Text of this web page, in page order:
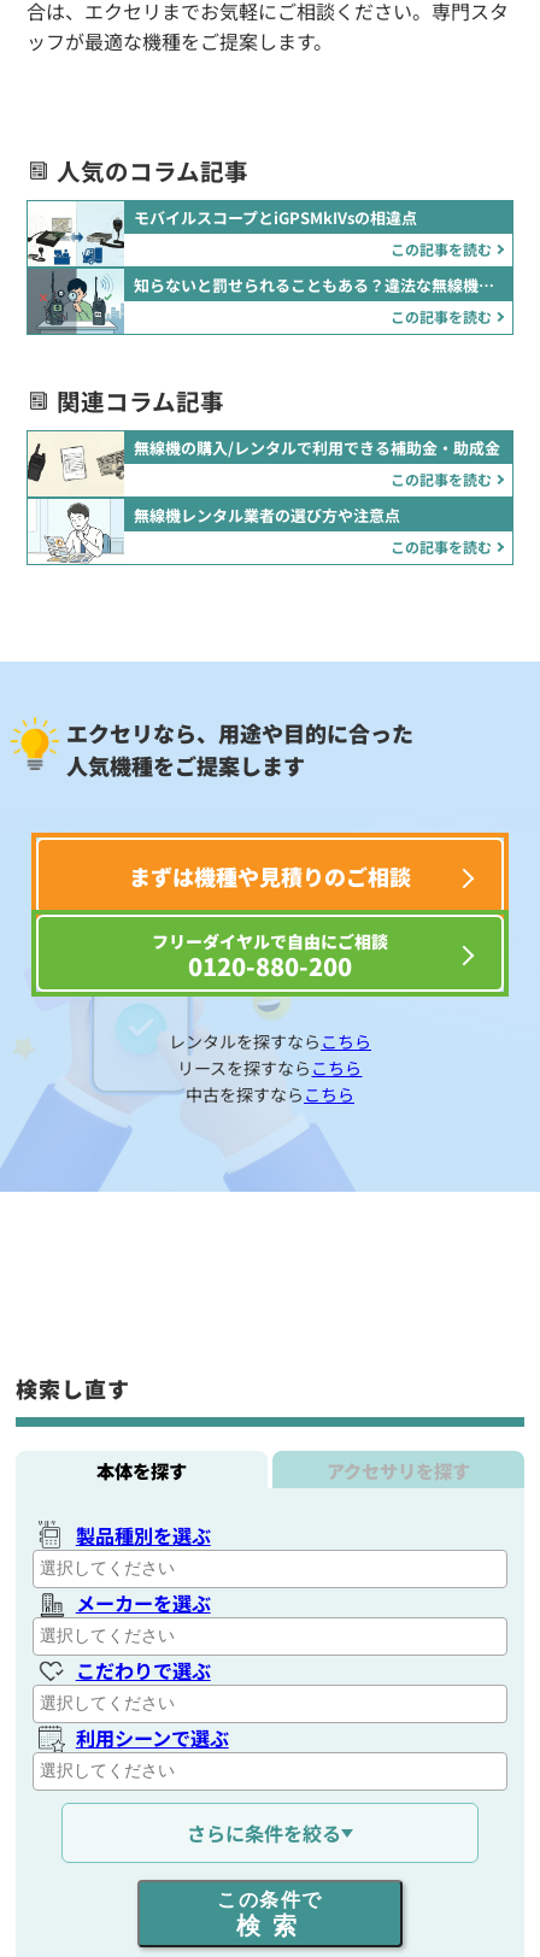
合は、エクセリまでお気軽にご相談ください。専門スタ
ッフが最適な機種をご提案します。
人気のコラム記事
モバイルスコープとiGPSMkIVsの相違点
この記事を読む
知らないと罰せられることもある？違法な無線機の見分け方
この記事を読む
関連コラム記事
無線機の購入/レンタルで利用できる補助金・助成金
この記事を読む
無線機レンタル業者の選び方や注意点
この記事を読む
エクセリなら、用途や目的に合った
人気機種をご提案します
まずは機種や見積りのご相談
フリーダイヤルで自由にご相談
0120-880-200
レンタルを探すなら こちら
リースを探すなら こちら
中古を探すなら こちら
検索し直す
本体を探す アクセサリを探す
製品種別を選ぶ
メーカーを選ぶ
こだわりで選ぶ
利用シーンで選ぶ
通信距離を選ぶ
出力を選ぶ
同時通話人数を選ぶ
さらに条件を絞る
この条件で
検索